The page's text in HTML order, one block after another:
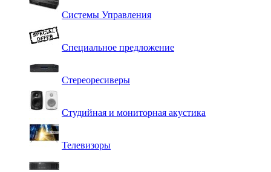
Системы Управления
Специальное предложение
Стереоресиверы
Студийная и мониторная акустика
Телевизоры